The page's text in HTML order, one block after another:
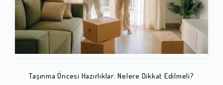
Taşınma Öncesi Hazırlıklar: Nelere Dikkat Edilmeli?